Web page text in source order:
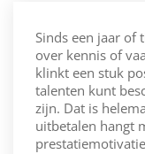
Sinds een jaar of
over kennis of
klinkt een stuk
talenten kunt
zijn. Dat is
uitbetalen hangt